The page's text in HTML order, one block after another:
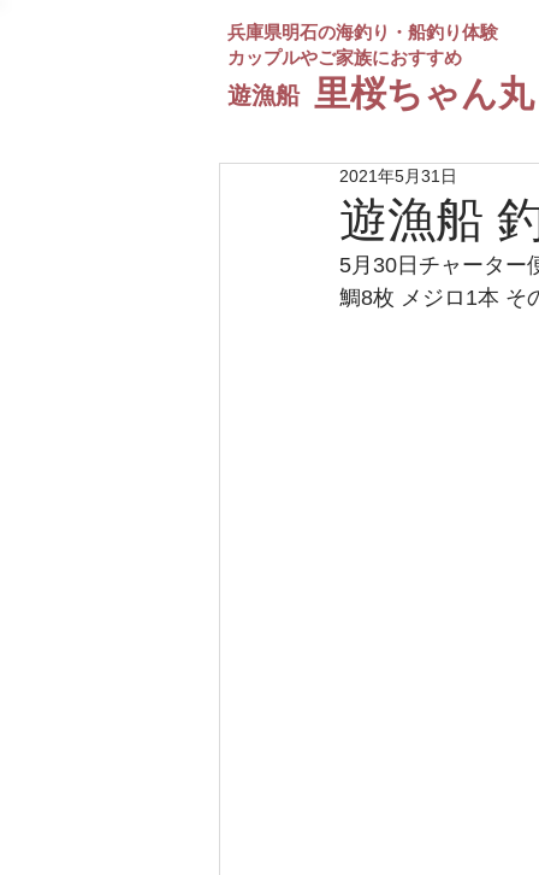
兵庫県明石の海釣り・船釣り体験
カップルやご家族におすすめ
遊漁船 ​里桜ちゃん丸
遊漁船
2021年5月31日
5月30日チャーター
鯛8枚 メジロ1本 そ